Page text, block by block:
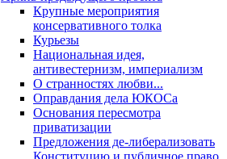
Крупные мероприятия
консервативного толка
Курьезы
Национальная идея,
антивестернизм, империализм
О странностях любви...
Оправдания дела ЮКОСа
Основания пересмотра
приватизации
Предложения де-либерализовать